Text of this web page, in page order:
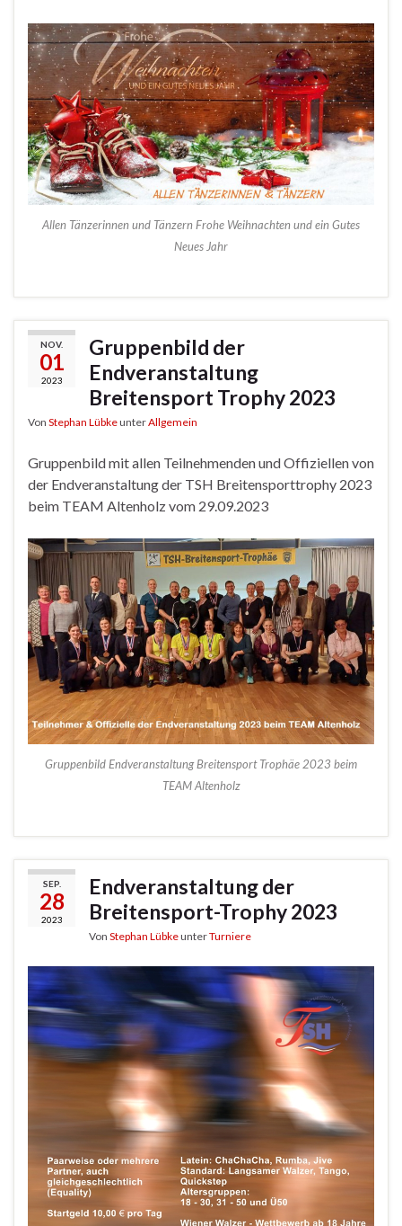
Allen Tänzerinnen und Tänzern Frohe Weihnachten und ein Gutes
Neues Jahr
NOV.
01
2023
Gruppenbild der
Endveranstaltung
Breitensport Trophy 2023
Von Stephan LübkeunterAllgemein
Gruppenbild mit allen Teilnehmenden und Offiziellen von
der Endveranstaltung der TSH Breitensporttrophy 2023
beim TEAM Altenholz vom 29.09.2023
Gruppenbild Endveranstaltung Breitensport Trophäe 2023 beim
TEAM Altenholz
SEP.
28
2023
Endveranstaltung der
Breitensport-Trophy 2023
Von Stephan LübkeunterTurniere